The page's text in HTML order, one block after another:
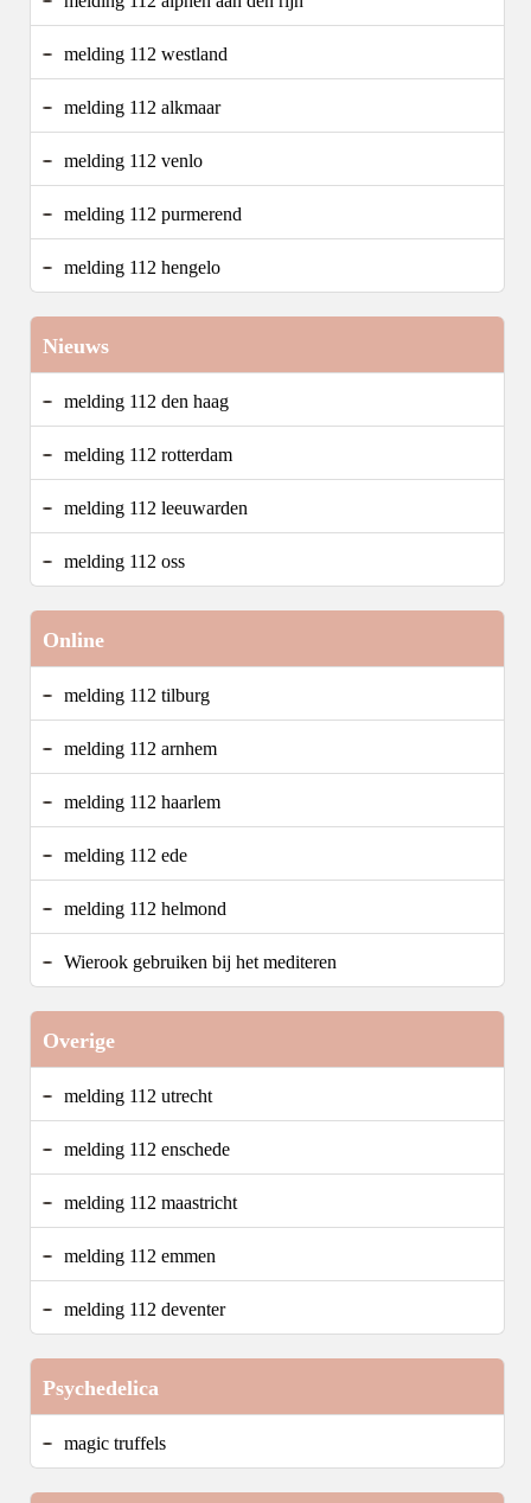
melding 112 westland
melding 112 alkmaar
melding 112 venlo
melding 112 purmerend
melding 112 hengelo
Nieuws
melding 112 den haag
melding 112 rotterdam
melding 112 leeuwarden
melding 112 oss
Online
melding 112 tilburg
melding 112 arnhem
melding 112 haarlem
melding 112 ede
melding 112 helmond
Wierook gebruiken bij het mediteren
Overige
melding 112 utrecht
melding 112 enschede
melding 112 maastricht
melding 112 emmen
melding 112 deventer
Psychedelica
magic truffels